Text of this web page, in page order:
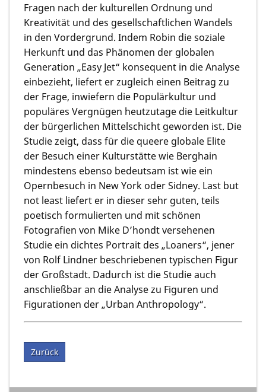
Fragen nach der kulturellen Ordnung und
Kreativität und des gesellschaftlichen Wandels
in den Vordergrund. Indem Robin die soziale
Herkunft und das Phänomen der globalen
Generation „Easy Jet“ konsequent in die Analyse
einbezieht, liefert er zugleich einen Beitrag zu
der Frage, inwiefern die Populärkultur und
populäres Vergnügen heutzutage die Leitkultur
der bürgerlichen Mittelschicht geworden ist. Die
Studie zeigt, dass für die queere globale Elite
der Besuch einer Kulturstätte wie Berghain
mindestens ebenso bedeutsam ist wie ein
Opernbesuch in New York oder Sidney. Last but
not least liefert er in dieser sehr guten, teils
poetisch formulierten und mit schönen
Fotografien von Mike D’hondt versehenen
Studie ein dichtes Portrait des „Loaners“, jener
von Rolf Lindner beschriebenen typischen Figur
der Großstadt. Dadurch ist die Studie auch
anschließbar an die Analyse zu Figuren und
Figurationen der „Urban Anthropology“.
Zurück